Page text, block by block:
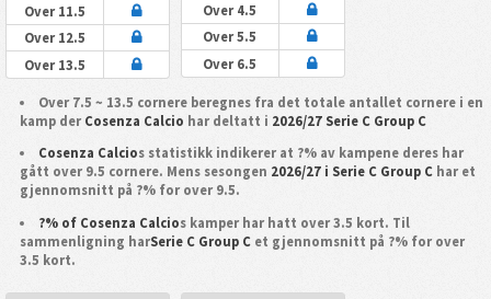
Over 11.5
Over 12.5
Over 13.5
Over 4.5
Over 5.5
Over 6.5
Over 7.5 ~ 13.5 cornere beregnes fra det totale antallet cornere i en
kamp der Cosenza Calcio har deltatt i 2026/27 Serie C Group C
Cosenza Calcios statistikk indikerer at ?% av kampene deres har
gått over 9.5 cornere. Mens sesongen 2026/27 i Serie C Group Char et
gjennomsnitt på ?% for over 9.5.
?% of Cosenza Calcios kamper har hatt over 3.5 kort. Til
sammenligning harSerie C Group Cet gjennomsnitt på ?% for over
3.5 kort.